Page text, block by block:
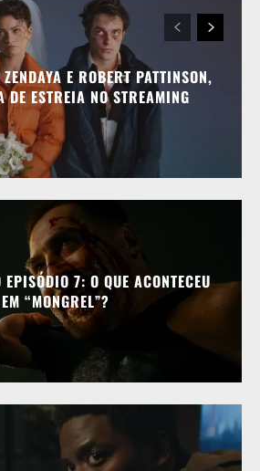
E ROBERT PATTINSON,
DE ESTREIA NO STREAMING
7: O QUE ACONTECEU
EM “MONGREL”?